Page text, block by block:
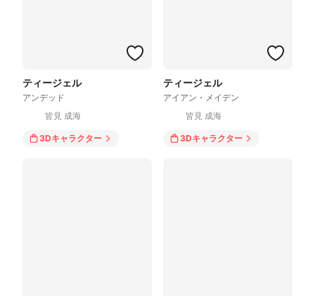
ティージェル
アンデッド
皆見 成海
3Dキャラクター
ティージェル
アイアン・メイデン
皆見 成海
3Dキャラクター